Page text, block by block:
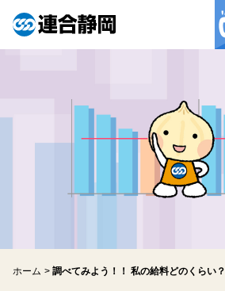
連合静岡について
労働組合の皆様へ
アクセス
ホーム 調べてみよう！！ 私の給料どのくらい？